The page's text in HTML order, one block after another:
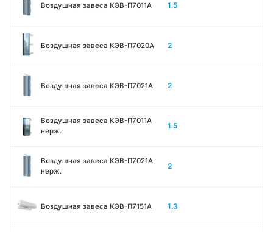
Воздушная завеса КЭВ-П7011A 1.5
Воздушная завеса КЭВ-П7020A 2
Воздушная завеса КЭВ-П7021A 2
Воздушная завеса КЭВ-П7011A
нерж.
1.5
Воздушная завеса КЭВ-П7021A
нерж.
2
Воздушная завеса КЭВ-П7151A 1.3